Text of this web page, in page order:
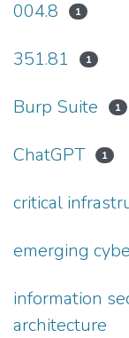
004.8 1
351.81 1
Burp Suite 1
ChatGPT 1
critical
emerging
information
architecture